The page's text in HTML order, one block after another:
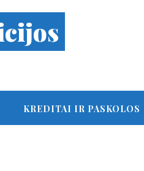
KREDITAI IR PASKOLOS